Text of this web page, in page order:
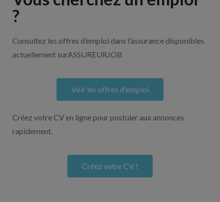
?
Consultez les offres d’emploi dans l’assurance disponibles
actuellement surASSUREURJOB
Voir les offres d'emploi
Créez votre CV en ligne pour postuler aux annonces
rapidement.
Créez votre CV !